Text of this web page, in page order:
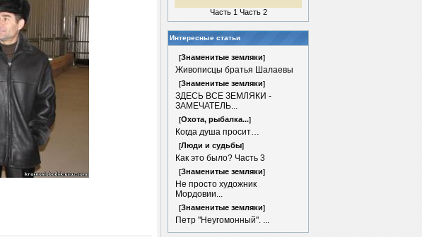
Часть 1 Часть 2
Интересные статьи
[Знаменитые земляки]
Живописцы братья Шалаевы
[Знаменитые земляки]
ЗДЕСЬ ВСЕ ЗЕМЛЯКИ -
ЗАМЕЧАТЕЛЬ...
[Охота, рыбалка...]
Когда душа просит…
[Люди и судьбы]
Как это было? Часть 3
[Знаменитые земляки]
Не просто художник
Мордовии...
[Знаменитые земляки]
Петр "Неугомонный". ...